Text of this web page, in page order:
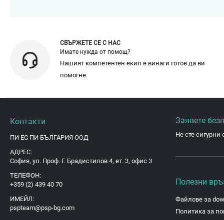
СВЪРЖЕТЕ СЕ С НАС
Имате нужда от помощ?
Нашият компетентен екип е винаги готов да ви
помогне.
Контакти
ПИ ЕС ПИ БЪЛГАРИЯ ООД
АДРЕС:
София, ул. Проф. Г. Брадистилов 4, ет. 3, офис 3
ТЕЛЕФОН:
+359 (2) 439 40 70
ИМЕЙЛ:
pspteam@psp-bg.com
Заявете
Не сте сигурни
Полезни
Файлове за
Политика за